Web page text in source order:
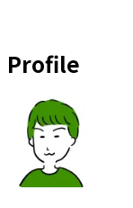
Profile